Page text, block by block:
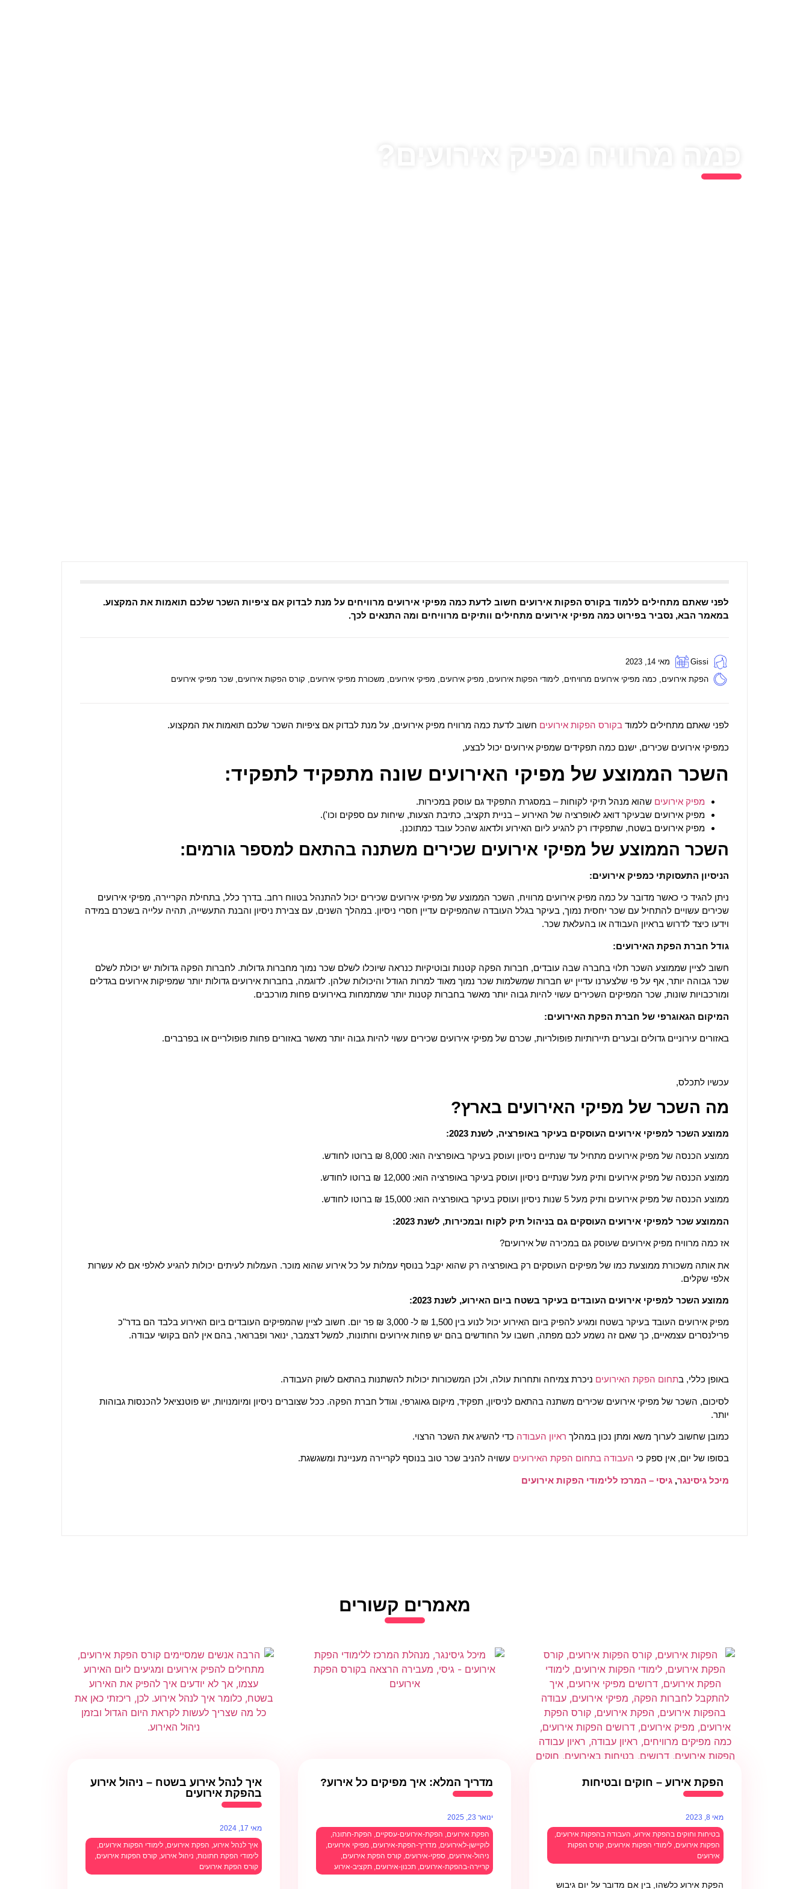
כמה מרוויח מפיק אירועים?
לפני שאתם מתחילים ללמוד בקורס הפקות אירועים חשוב לדעת כמה מפיקי אירועים מרוויחים על מנת לבדוק אם ציפיות השכר שלכם תואמות את המקצוע.
במאמר הבא, נסביר בפירוט כמה מפיקי אירועים מתחילים וותיקים מרוויחים ומה התנאים לכך.
Gissi
מאי 14, 2023
הפקת אירועים, כמה מפיקי אירועים מרוויחים, לימודי הפקות אירועים, מפיק אירועים, מפיקי אירועים, משכורת מפיקי אירועים, קורס הפקות אירועים, שכר מפיקי אירועים
לפני שאתם מתחילים ללמוד בקורס הפקות אירועים חשוב לדעת כמה מרוויח מפיק אירועים, על מנת לבדוק אם ציפיות השכר שלכם תואמות את המקצוע.
כמפיקי אירועים שכירים, ישנם כמה תפקידים שמפיק אירועים יכול לבצע,
השכר הממוצע של מפיקי האירועים שונה מתפקיד לתפקיד:
מפיק אירועים שהוא מנהל תיקי לקוחות – במסגרת התפקיד גם עוסק במכירות.
מפיק אירועים שבעיקר דואג לאופרציה של האירוע – בניית תקציב, כתיבת הצעות, שיחות עם ספקים וכו').
מפיק אירועים בשטח, שתפקידו רק להגיע ליום האירוע ולדאוג שהכל עובד כמתוכנן.
השכר הממוצע של מפיקי אירועים שכירים משתנה בהתאם למספר גורמים:
הניסיון התעסוקתי כמפיק אירועים:
ניתן להגיד כי כאשר מדובר על כמה מפיק אירועים מרוויח, השכר הממוצע של מפיקי אירועים שכירים יכול להתנהל בטווח רחב. בדרך כלל, בתחילת הקריירה, מפיקי אירועים
שכירים עשויים להתחיל עם שכר יחסית נמוך, בעיקר בגלל העובדה שהמפיקים עדיין חסרי ניסיון. במהלך השנים, עם צבירת ניסיון והבנת התעשייה, תהיה עלייה בשכרם במידה
וידעו כיצד לדרוש בראיון העבודה או בהעלאת שכר.
גודל חברת הפקת האירועים:
חשוב לציין שממוצע השכר תלוי בחברה שבה עובדים, חברות הפקה קטנות ובוטיקיות כנראה שיוכלו לשלם שכר נמוך מחברות גדולות. לחברות הפקה גדולות יש יכולת לשלם
שכר גבוהה יותר, אף על פי שלצערנו עדיין יש חברות שמשלמות שכר נמוך מאוד למרות הגודל והיכולות שלהן. לדוגמה, בחברות אירועים גדולות יותר שמפיקות אירועים בגדלים
ומורכבויות שונות, שכר המפיקים השכירים עשוי להיות גבוה יותר מאשר בחברות קטנות יותר שמתמחות באירועים פחות מורכבים.
המיקום הגאוגרפי של חברת הפקת האירועים:
באזורים עירוניים גדולים ובערים תיירותיות פופולריות, שכרם של מפיקי אירועים שכירים עשוי להיות גבוה יותר מאשר באזורים פחות פופולריים או בפרברים.
עכשיו לתכלס,
מה השכר של מפיקי האירועים בארץ?
ממוצע השכר למפיקי אירועים העוסקים בעיקר באופרציה, לשנת 2023:
ממוצע הכנסה של מפיק אירועים מתחיל עד שנתיים ניסיון ועוסק בעיקר באופרציה הוא: 8,000 ₪ ברוטו לחודש.
ממוצע הכנסה של מפיק אירועים ותיק מעל שנתיים ניסיון ועוסק בעיקר באופרציה הוא: 12,000 ₪ ברוטו לחודש.
ממוצע הכנסה של מפיק אירועים ותיק מעל 5 שנות ניסיון ועוסק בעיקר באופרציה הוא: 15,000 ₪ ברוטו לחודש.
הממוצע שכר למפיקי אירועים העוסקים גם בניהול תיק לקוח ובמכירות, לשנת 2023:
אז כמה מרוויח מפיק אירועים שעוסק גם במכירה של אירועים?
את אותה משכורת ממוצעת כמו של מפיקים העוסקים רק באופרציה רק שהוא יקבל בנוסף עמלות על כל אירוע שהוא מוכר. העמלות לעיתים יכולות להגיע לאלפי אם לא עשרות
אלפי שקלים.
ממוצע השכר למפיקי אירועים העובדים בעיקר בשטח ביום האירוע, לשנת 2023:
מפיק אירועים העובד בעיקר בשטח ומגיע להפיק ביום האירוע יכול לנוע בין 1,500 ₪ ל- 3,000 ₪ פר יום. חשוב לציין שהמפיקים העובדים ביום האירוע בלבד הם בדר"כ
פרילנסרים עצמאיים, כך שאם זה נשמע לכם מפתה, חשבו על החודשים בהם יש פחות אירועים וחתונות, למשל דצמבר, ינואר ופברואר, בהם אין להם בקושי עבודה.
באופן כללי, בתחום הפקת האירועים ניכרת צמיחה ותחרות עולה, ולכן המשכורות יכולות להשתנות בהתאם לשוק העבודה.
לסיכום, השכר של מפיקי אירועים שכירים משתנה בהתאם לניסיון, תפקיד, מיקום גאוגרפי, וגודל חברת הפקה. ככל שצוברים ניסיון ומיומנויות, יש פוטנציאל להכנסות גבוהות
יותר.
כמובן שחשוב לערוך משא ומתן נכון במהלך ראיון העבודה כדי להשיג את השכר הרצוי.
בסופו של יום, אין ספק כי העבודה בתחום הפקת האירועים עשויה להניב שכר טוב בנוסף לקריירה מעניינת ומשגשגת.
מיכל גיסינגר, גיסי – המרכז ללימודי הפקות אירועים
מאמרים קשורים
הפקת אירוע – חוקים ובטיחות
מאי 8, 2023
בטיחות וחוקים בהפקת אירוע, העבודה בהפקות אירועים,
הפקות אירועים, לימודי הפקות אירועים, קורס הפקות
אירועים
הפקת אירוע כלשהו, בין אם מדובר על יום גיבוש
מדריך המלא: איך מפיקים כל אירוע?
ינואר 23, 2025
הפקת אירועים, הפקת-אירועים-עסקיים, הפקת-חתונה,
לוקיישן-לאירועים,מדריך-הפקת-אירועים,מפיקי אירועים,
ניהול-אירועים,ספקי-אירועים,קורס הפקת אירועים,
קריירה-בהפקת-אירועים,תכנון-אירועים,תקציב-אירוע
איך לנהל אירוע בשטח – ניהול אירוע
בהפקת אירועים
מאי 17, 2024
איך לנהל אירוע, הפקת אירועים, לימודי הפקות אירועים,
לימודי הפקת חתונות, ניהול אירוע, קורס הפקות אירועים,
קורס הפקת אירועים